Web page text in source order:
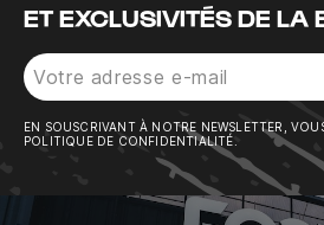
ET EXCLUSIVITÉS DE LA
EN SOUSCRIVANT À NOTRE NEWSLETTER,
POLITIQUE DE CONFIDENTIALITÉ.